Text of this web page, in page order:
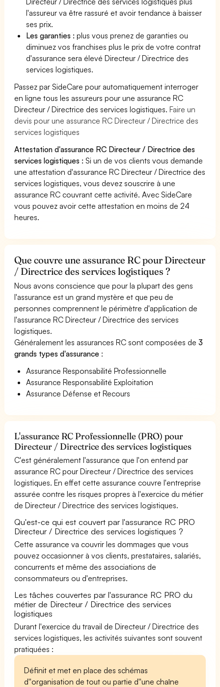
l'assureur va être rassuré et avoir tendance à baisser
ses prix.
Les garanties :plus vous prenez de garanties ou
diminuez vos franchises plus le prix de votre contrat
d'assurance sera élevé Directeur / Directrice des
services logistiques.
Passez par SideCare pour automatiquement interroger
en ligne tous les assureurs pour une assurance RC
Directeur / Directrice des services logistiques.Faire un
devis pour une assurance RC Directeur / Directrice des
services logistiques
Attestation d'assurance RC Directeur / Directrice des
services logistiques : Si un de vos clients vous demande
une attestation d'assurance RC Directeur / Directrice des
services logistiques, vous devez souscrire à une
assurance RC couvrant cette activité. Avec SideCare
vous pouvez avoir cette attestation en moins de 24
heures.
Que couvre une assurance RC pour Directeur
/ Directrice des services logistiques ?
Nous avons conscience que pour la plupart des gens
l'assurance est un grand mystère et que peu de
personnes comprennent le périmètre d'application de
l'assurance RC Directeur / Directrice des services
logistiques.
Généralement les assurances RC sont composées de3
grands types d'assurance :
Assurance Responsabilité Professionnelle
Assurance Responsabilité Exploitation
Assurance Défense et Recours
L'assurance RC Professionnelle (PRO) pour
Directeur / Directrice des services logistiques
C'est généralement l'assurance que l'on entend par
assurance RC pour Directeur / Directrice des services
logistiques. En effet cette assurance couvre l'entreprise
assurée contre les risques propres à l'exercice du métier
de Directeur / Directrice des services logistiques.
Qu'est-ce qui est couvert par l'assurance RC PRO
Directeur / Directrice des services logistiques ?
Cette assurance va couvrir les dommages que vous
pouvez occasionner à vos clients, prestataires, salariés,
concurrents et même des associations de
consommateurs ou d'entreprises.
Les tâches couvertes par l'assurance RC PRO du
métier de Directeur / Directrice des services
logistiques
Durant l'exercice du travail de Directeur / Directrice des
services logistiques, les activités suivantes sont souvent
pratiquées :
Définit et met en place des schémas
d''organisation de tout ou partie d''une chaîne